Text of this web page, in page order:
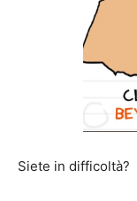
Siete in difficoltà?